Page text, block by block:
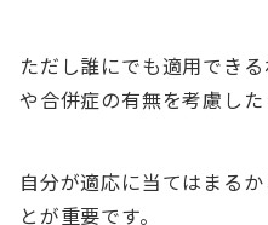
ただし誰にでも適用でき
や合併症の有無を考慮した
自分が適応に当てはまる
とが重要です。